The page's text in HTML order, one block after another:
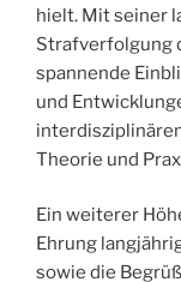
hielt. Mit seiner
Strafverfolgung
spannende
und
Theorie und
Ein weiterer
Ehrung
sowie die